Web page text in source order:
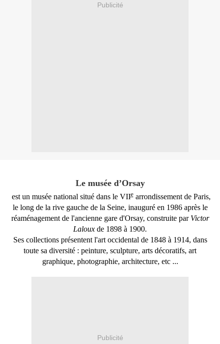
Publicité
Le musée d’Orsay
est un musée national situé dans le VIIearrondissementde Paris,
le long de la rivegauche de la Seine, inauguré en 1986après le
réaménagement de l'ancienne gare d'Orsay, construite par Victor
Laloux de 1898 à 1900.
Ses collections présentent l'art occidental de 1848à 1914, dans
toute sa diversité : peinture, sculpture, arts décoratifs, art
graphique, photographie, architecture, etc ...
Publicité